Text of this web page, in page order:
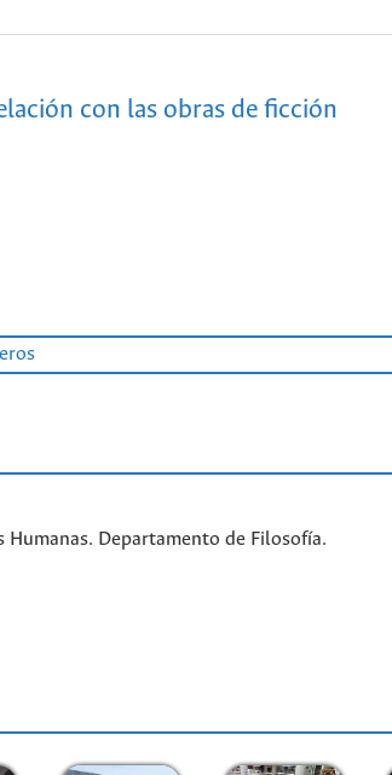
con las obras de ficción
Humanas. Departamento de Filosofía.